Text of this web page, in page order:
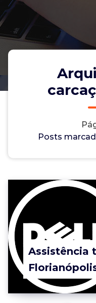
Posts
Assistência